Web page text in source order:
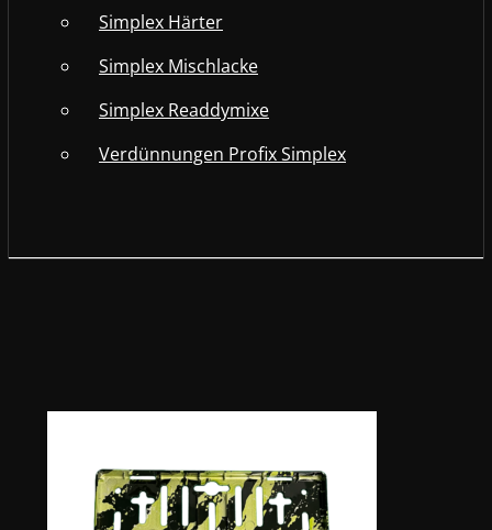
Simplex Härter
Simplex Mischlacke
Simplex Readdymixe
Verdünnungen Profix Simplex